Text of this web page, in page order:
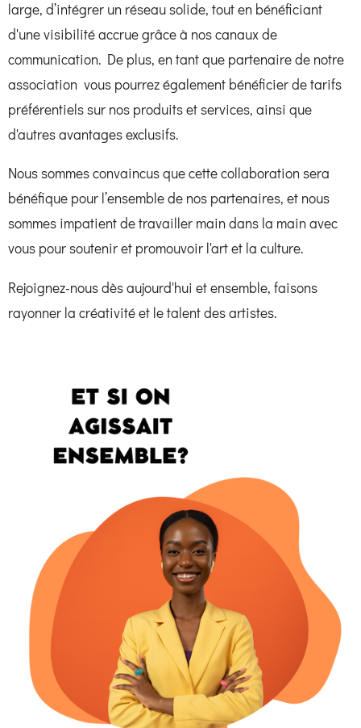
large, d’intégrer un réseau solide, tout en bénéficiant
d'une visibilité accrue grâce à nos canaux de
communication. De plus, en tant que partenaire de notre
association vous pourrez également bénéficier de tarifs
préférentiels sur nos produits et services, ainsi que
d'autres avantages exclusifs.
Nous sommes convaincus que cette collaboration sera
bénéfique pour l’ensemble de nos partenaires, et nous
sommes impatient de travailler main dans la main avec
vous pour soutenir et promouvoir l'art et la culture.
Rejoignez-nous dès aujourd'hui et ensemble, faisons
rayonner la créativité et le talent des artistes.